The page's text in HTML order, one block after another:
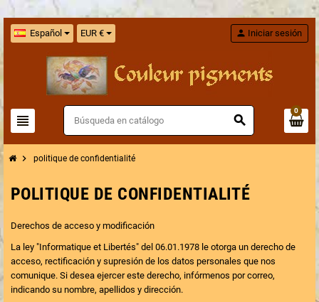
Español EUR €
view_headline search
person Iniciar sesión
0
chevron_right politique de confidentialité
POLITIQUE DE CONFIDENTIALITÉ
Derechos de acceso y modificación
La ley "Informatique et Libertés" del 06.01.1978 le otorga un derecho de
acceso, rectificación y supresión de los datos personales que nos
comunique. Si desea ejercer este derecho, infórmenos por correo,
indicando su nombre, apellidos y dirección.